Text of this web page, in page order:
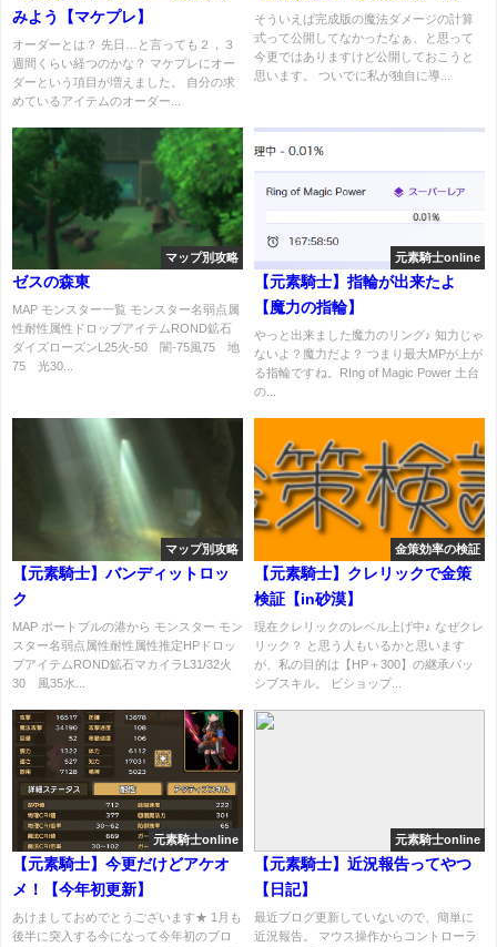
みよう【マケプレ】
オーダーとは？ 先日…と言っても２，３
週間くらい経つのかな？ マケプレにオー
ダーという項目が増えました。 自分の求
めているアイテムのオーダー...
そういえば完成版の魔法ダメージの計算
式って公開してなかったなぁ、と思って
今更ではありますけど公開しておこうと
思います。 ついでに私が独自に導...
マップ別攻略
ゼスの森東
MAP モンスター一覧 モンスター名弱点属
性耐性属性ドロップアイテムROND鉱石
ダイズローズンL25火-50 闇-75風75 地
75 光30...
元素騎士online
【元素騎士】指輪が出来たよ
【魔力の指輪】
やっと出来ました魔力のリング♪ 知力じゃ
ないよ？魔力だよ？ つまり最大MPが上が
る指輪ですね。RIng of Magic Power 土台
の...
マップ別攻略
【元素騎士】バンディットロッ
ク
MAP ポートブルの港から モンスター モン
スター名弱点属性耐性属性推定HPドロッ
プアイテムROND鉱石マカイラL31/32火
30 風35水...
金策効率の検証
【元素騎士】クレリックで金策
検証【in砂漠】
現在クレリックのレベル上げ中♪ なぜクレ
リック？ と思う人もいるかと思います
が、私の目的は【HP＋300】の継承パッ
シブスキル。 ビショップ...
元素騎士online
【元素騎士】今更だけどアケオ
メ！【今年初更新】
あけましておめでとうございます★ 1月も
後半に突入する今になって今年初のブロ
元素騎士online
【元素騎士】近況報告ってやつ
【日記】
最近ブログ更新していないので、簡単に
近況報告。 マウス操作からコントローラ